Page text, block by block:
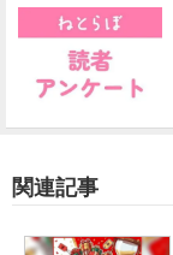
関連記事